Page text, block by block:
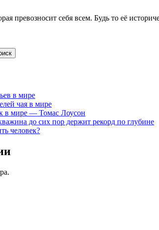
превозносит себя всем. Будь то её
в мире
чая в мире
в мире — Томас Лоусон
до сих пор держит рекорд по глубине
человек?